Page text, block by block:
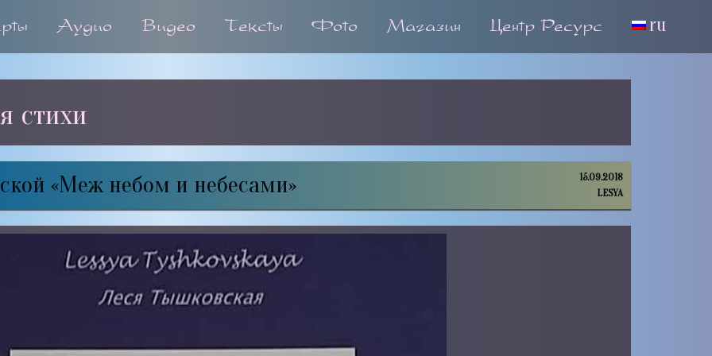
Аудио Видео Тексты Фото Магазин Центр Ресурс ru
стихи
«Меж небом и небесами»
15.09.2018
LESYA